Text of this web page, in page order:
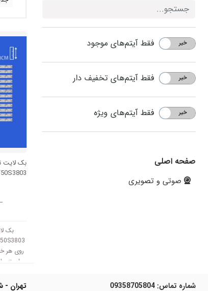
بله خیر فقط آیتم‌های موجود
بله خیر فقط آیتم‌های تخفیف دار
بله خیر فقط آیتم‌های ویژه
صفحه اصلی
صوتی و تصویری
بک لایت
بک
است.
شماره تماس: 09358705804 تهران -